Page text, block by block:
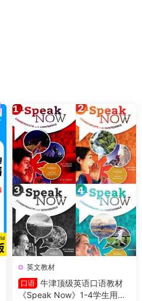
英文教材
口语 牛津顶级英语口语教材
《Speak Now》1-4学生用书